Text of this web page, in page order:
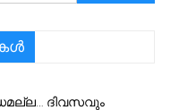
ദിവസവും